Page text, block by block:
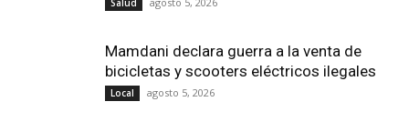
Salud
Mamdani declara guerra a la venta de
bicicletas y scooters eléctricos ilegales
Local agosto 5, 2026